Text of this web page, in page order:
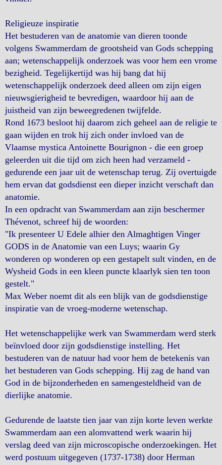
Religieuze inspiratie
Het bestuderen van de anatomie van dieren toonde
volgens Swammerdam de grootsheid van Gods schepping
aan; wetenschappelijk onderzoek was voor hem een vrome
bezigheid. Tegelijkertijd was hij bang dat hij
wetenschappelijk onderzoek deed alleen om zijn eigen
nieuwsgierigheid te bevredigen, waardoor hij aan de
juistheid van zijn beweegredenen twijfelde.
Rond 1673 besloot hij daarom zich geheel aan de religie te
gaan wijden en trok hij zich onder invloed van de
Vlaamse mystica Antoinette Bourignon - die een groep
geleerden uit die tijd om zich heen had verzameld -
gedurende een jaar uit de wetenschap terug. Zij overtuigde
hem ervan dat godsdienst een dieper inzicht verschaft dan
anatomie.
In een opdracht van Swammerdam aan zijn beschermer
Thévenot, schreef hij de woorden:
"Ik presenteer U Edele alhier den Almaghtigen Vinger
GODS in de Anatomie van een Luys; waarin Gy
wonderen op wonderen op een gestapelt sult vinden, en de
Wysheid Gods in een kleen puncte klaarlyk sien ten toon
gestelt."
Max Weber noemt dit als een blijk van de godsdienstige
inspiratie van de vroeg-moderne wetenschap.
Het wetenschappelijke werk van Swammerdam werd sterk
beïnvloed door zijn godsdienstige instelling. Het
bestuderen van de natuur had voor hem de betekenis van
het bestuderen van Gods schepping. Hij zag de hand van
God in de bijzonderheden en samengesteldheid van de
dierlijke anatomie.
Gedurende de laatste tien jaar van zijn korte leven werkte
Swammerdam aan een alomvattend werk waarin hij
verslag deed van zijn microscopische onderzoekingen. Het
werd postuum uitgegeven (1737-1738) door Herman